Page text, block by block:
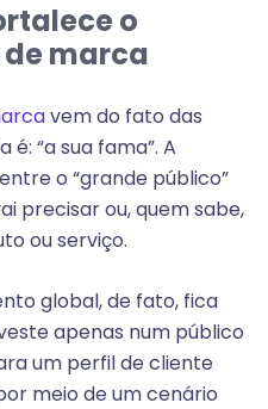
o
marca
vem do fato das
“a sua fama”. A
o “grande público”
precisar ou, quem sabe,
ou serviço.
global, de fato, fica
apenas num público
um perfil de cliente
meio de um cenário